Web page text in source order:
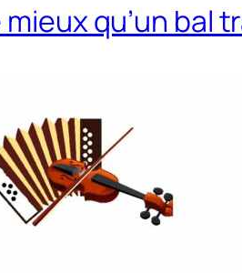
mieux qu’un bal